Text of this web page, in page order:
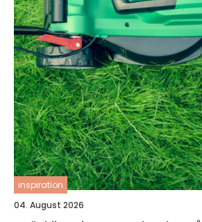
inspiration
04. August 2026